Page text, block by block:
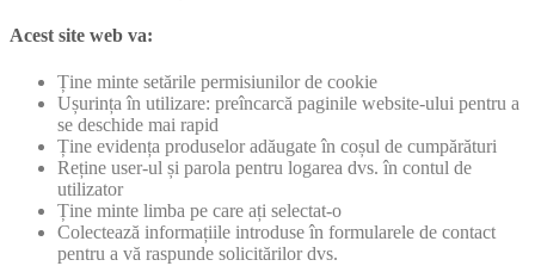
Acest site web va:
Ține minte setările permisiunilor de cookie
Ușurința în utilizare: preîncarcă paginile website-ului pentru a
se deschide mai rapid
Ține evidența produselor adăugate în coșul de cumpărături
Reține user-ul și parola pentru logarea dvs. în contul de
utilizator
Ține minte limba pe care ați selectat-o
Colectează informațiile introduse în formularele de contact
pentru a vă raspunde solicitărilor dvs.